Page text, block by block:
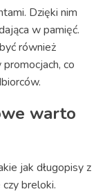
Dzięki nim
w pamięć.
również
co
warto
jak długopisy z
breloki.